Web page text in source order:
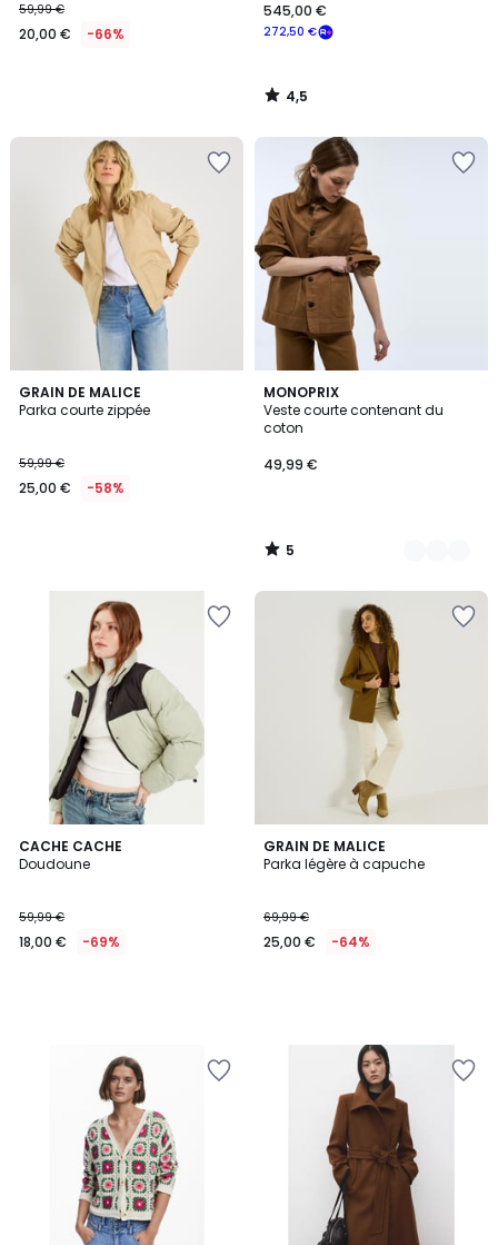
59,99 €
20,00 € -66% 272,50 €
545,00 €
4,5
/
GRAIN DE MALICE
Parka courte zippée
59,99 €
25,00 € -58%
MONOPRIX
Veste courte contenant du
coton
49,99 €
5
/
5
2
Couleurs
5
/
CACHE CACHE
Doudoune
59,99 €
18,00 € -69%
GRAIN DE MALICE
Parka légère à capuche
69,99 €
25,00 € -64%